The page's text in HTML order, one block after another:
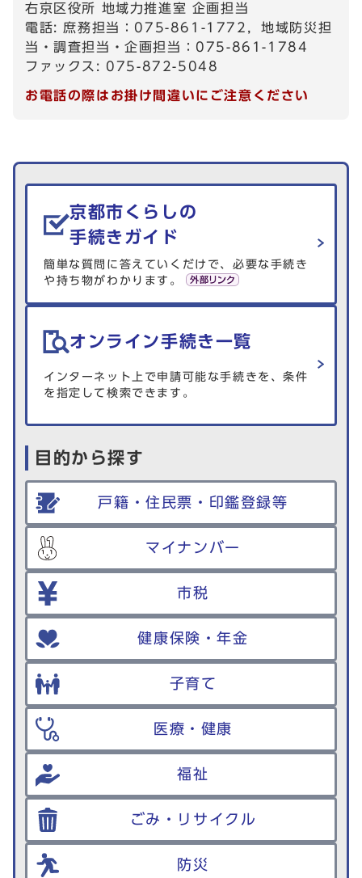
右京区役所 地域力推進室 企画担当
電話: 庶務担当：075-861-1772，地域防災担
当・調査担当・企画担当：075-861-1784
ファックス: 075-872-5048
お電話の際はお掛け間違いにご注意ください
生活情報を探す
京都市くらしの
手続きガイド
簡単な質問に答えていくだけで、必要な手続き
や持ち物がわかります。
オンライン手続き一覧
インターネット上で申請可能な手続きを、条件
を指定して検索できます。
目的から探す
戸籍・住民票・印鑑登録等
マイナンバー
市税
健康保険・年金
子育て
医療・健康
福祉
ごみ・リサイクル
防災